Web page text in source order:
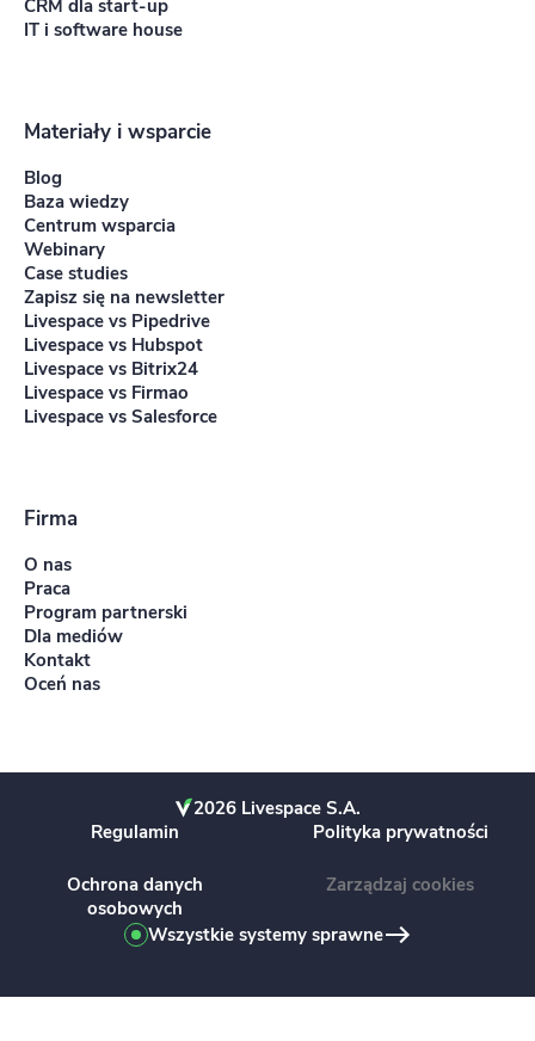
CRM dla start-up
IT i software house
Materiały i wsparcie
Blog
Baza wiedzy
Centrum wsparcia
Webinary
Case studies
Zapisz się na newsletter
Livespace vs Pipedrive
Livespace vs Hubspot
Livespace vs Bitrix24
Livespace vs Firmao
Livespace vs Salesforce
Firma
O nas
Praca
Program partnerski
Dla mediów
Kontakt
Oceń nas
2026 Livespace S.A.
Regulamin
Polityka prywatności
Ochrona danych
osobowych
Zarządzaj cookies
Wszystkie systemy sprawne